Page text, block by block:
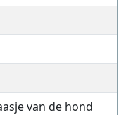
van de hond